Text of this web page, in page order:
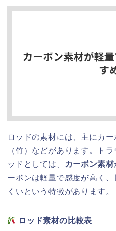
ロッドの素材には、主にカ
（竹）などがあります。ト
ッドとしては、
カーボン素材
ーボンは軽量で感度が高く
くいという特徴があります。
ロッド素材の比較表